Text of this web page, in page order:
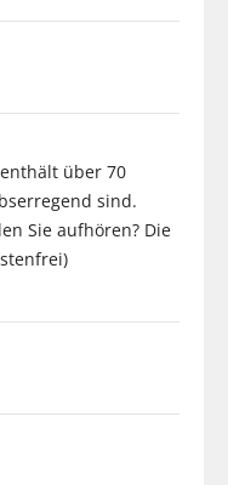
über 70
sind.
Sie aufhören? Die